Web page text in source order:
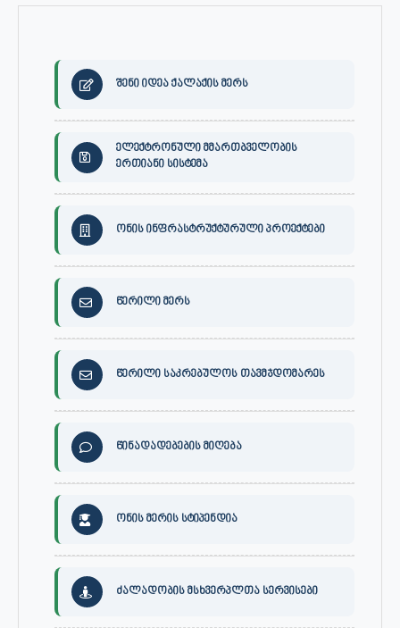
შენი იდეა ქალაქის მერს
ელექტრონული მმართბველობის
ერთიანი სისტემა
ონის ინფრასტრუქტურული პროექტები
წერილი მერს
წერილი საკრებულოს თავმჯდომარეს
წინადადებების მიღება
ონის მერის სტიპენდია
ძალადობის მსხვერპლთა სერვისები